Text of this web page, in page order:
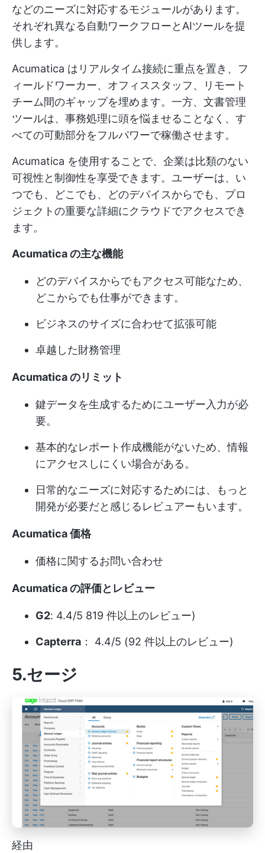
などのニーズに対応するモジュールがあります。
それぞれ異なる自動ワークフローとAIツールを提
供します。
Acumatica はリアルタイム接続に重点を置き、フ
ィールドワーカー、オフィススタッフ、リモート
チーム間のギャップを埋めます。一方、文書管理
ツールは、事務処理に頭を悩ませることなく、す
べての可動部分をフルパワーで稼働させます。
Acumatica を使用することで、企業は比類のない
可視性と制御性を享受できます。ユーザーは、い
つでも、どこでも、どのデバイスからでも、プロ
ジェクトの重要な詳細にクラウドでアクセスでき
ます。
Acumatica の主な機能
どのデバイスからでもアクセス可能なため、
どこからでも仕事ができます。
ビジネスのサイズに合わせて拡張可能
卓越した財務管理
Acumatica のリミット
鍵データを生成するためにユーザー入力が必
要。
基本的なレポート作成機能がないため、情報
にアクセスしにくい場合がある。
日常的なニーズに対応するためには、もっと
開発が必要だと感じるレビュアーもいます。
Acumatica 価格
価格に関するお問い合わせ
Acumatica の評価とレビュー
G2: 4.4/5 819 件以上のレビュー)
Capterra ： 4.4/5 (92 件以上のレビュー)
5.セージ
経由